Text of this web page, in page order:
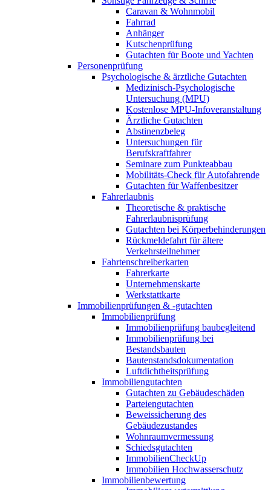
Caravan & Wohnmobil
Fahrrad
Anhänger
Kutschenprüfung
Gutachten für Boote und Yachten
Personenprüfung
Psychologische & ärztliche Gutachten
Medizinisch-Psychologische
Untersuchung (MPU)
Kostenlose MPU-Infoveranstaltung
Ärztliche Gutachten
Abstinenzbeleg
Untersuchungen für
Berufskraftfahrer
Seminare zum Punkteabbau
Mobilitäts-Check für Autofahrende
Gutachten für Waffenbesitzer
Fahrerlaubnis
Theoretische & praktische
Fahrerlaubnisprüfung
Gutachten bei Körperbehinderungen
Rückmeldefahrt für ältere
Verkehrsteilnehmer
Fahrtenschreiberkarten
Fahrerkarte
Unternehmenskarte
Werkstattkarte
Immobilienprüfungen & -gutachten
Immobilienprüfung
Immobilienprüfung baubegleitend
Immobilienprüfung bei
Bestandsbauten
Bautenstandsdokumentation
Luftdichtheitsprüfung
Immobiliengutachten
Gutachten zu Gebäudeschäden
Parteiengutachten
Beweissicherung des
Gebäudezustandes
Wohnraumvermessung
Schiedsgutachten
ImmobilienCheckUp
Immobilien Hochwasserschutz
Immobilienbewertung